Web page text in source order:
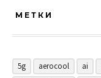
МЕТКИ
5g aerocool ai